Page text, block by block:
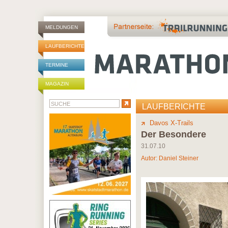
MELDUNGEN
LAUFBERICHTE
TERMINE
MAGAZIN
LAUFBERICHTE
Davos X-Trails
Der Besondere
31.07.10
Autor: Daniel Steiner